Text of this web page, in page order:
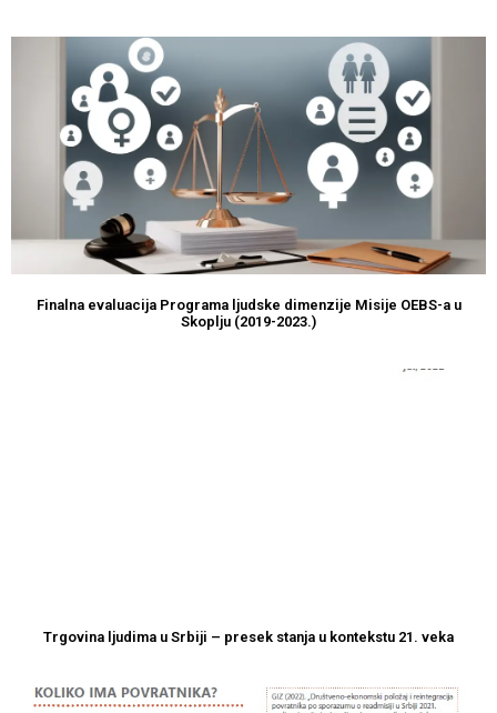
Finalna evaluacija Programa ljudske dimenzije Misije OEBS-a u
Skoplju (2019-2023.)
Trgovina ljudima u Srbiji – presek stanja u kontekstu 21. veka